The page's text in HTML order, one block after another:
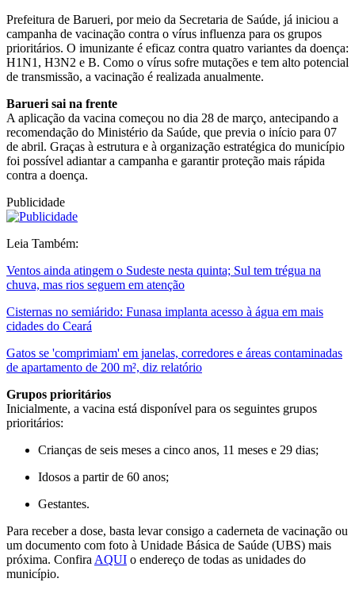
Prefeitura de Barueri, por meio da Secretaria de Saúde, já iniciou a
campanha de vacinação contra o vírus influenza para os grupos
prioritários. O imunizante é eficaz contra quatro variantes da doença:
H1N1, H3N2 e B. Como o vírus sofre mutações e tem alto potencial
de transmissão, a vacinação é realizada anualmente.
Barueri sai na frente
A aplicação da vacina começou no dia 28 de março, antecipando a
recomendação do Ministério da Saúde, que previa o início para 07
de abril. Graças à estrutura e à organização estratégica do município
foi possível adiantar a campanha e garantir proteção mais rápida
contra a doença.
Publicidade
Leia Também:
Ventos ainda atingem o Sudeste nesta quinta; Sul tem trégua na
chuva, mas rios seguem em atenção
Cisternas no semiárido: Funasa implanta acesso à água em mais
cidades do Ceará
Gatos se 'comprimiam' em janelas, corredores e áreas contaminadas
de apartamento de 200 m², diz relatório
Grupos prioritários
Inicialmente, a vacina está disponível para os seguintes grupos
prioritários:
Crianças de seis meses a cinco anos, 11 meses e 29 dias;
Idosos a partir de 60 anos;
Gestantes.
Para receber a dose, basta levar consigo a caderneta de vacinação ou
um documento com foto à Unidade Básica de Saúde (UBS) mais
próxima. Confira AQUI o endereço de todas as unidades do
município.